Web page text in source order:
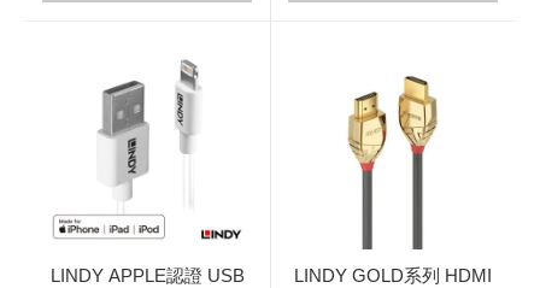
LINDY APPLE認證 USB
LINDY GOLD系列 HDMI